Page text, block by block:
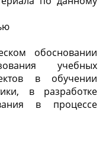
обосновании
учебных
в обучении
в разработке
в процессе